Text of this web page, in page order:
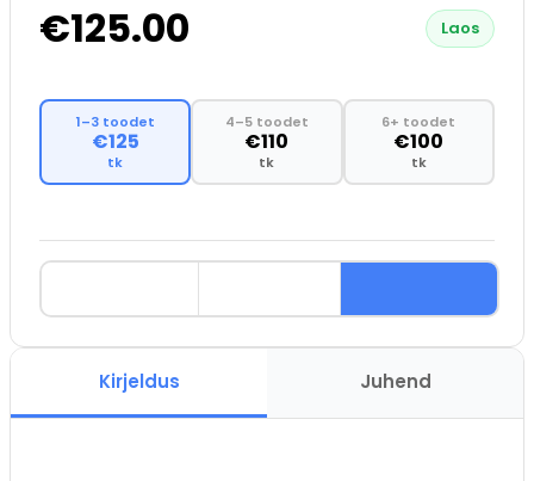
€125.00 Laos
1–3 toodet
€125
tk
4–5 toodet
€110
tk
6+ toodet
€100
tk
Kirjeldus Juhend